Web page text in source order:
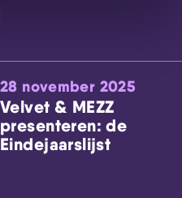
28 november 2025
Velvet & MEZZ
presenteren: de
Eindejaarslijst